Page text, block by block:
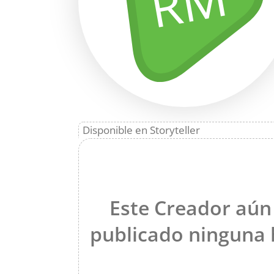
Disponible en Storyteller
Este Creador
publicado ninguna